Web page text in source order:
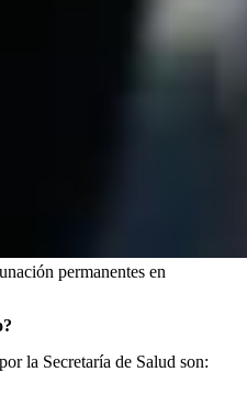
permanentes en
la Secretaría de Salud son: